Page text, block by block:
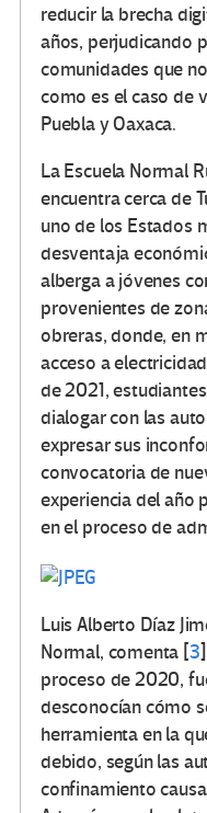
reducir la brecha
años, perjudicando
comunidades que
como es el caso de
Puebla y Oaxaca.
La Escuela Normal
encuentra cerca de
uno de los Estados
desventaja
alberga a jóvenes
provenientes de
obreras, donde, en
acceso a
de 2021,
dialogar con las
expresar sus
convocatoria de
experiencia del año
en el proceso de
Luis Alberto Díaz
Normal, comenta [3]
proceso de 2020,
desconocían cómo
herramienta en la
debido, según las
confinamiento